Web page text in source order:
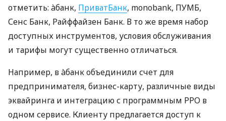
отметить: àбанк, ПриватБанк, monobank, ПУМБ,
Сенс Банк, Райффайзен Банк. В то же время набор
доступных инструментов, условия обслуживания
и тарифы могут существенно отличаться.
Например, в àбанк объединили счет для
предпринимателя, бизнес-карту, различные виды
эквайринга и интеграцию с программным РРО в
одном сервисе. Клиенту предлагается доступ к